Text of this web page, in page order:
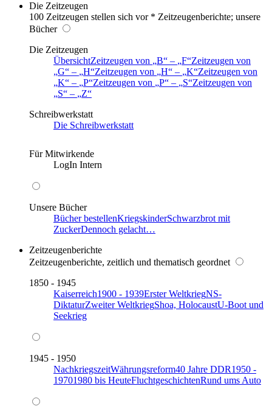
Die Zeitzeugen
100 Zeitzeugen stellen sich vor * Zeitzeugenberichte; unsere
Bücher
Die Zeitzeugen
ÜbersichtZeitzeugen von B – F Zeitzeugen von
G
– H Zeitzeugen von H – K Zeitzeugen von
K
– P Zeitzeugen von P – S Zeitzeugen von
S
–
Z
Schreibwerkstatt
Die Schreibwerkstatt
Für Mitwirkende
LogIn Intern
Unsere Bücher
Bücher bestellenKriegskinderSchwarzbrot mit
ZuckerDennoch gelacht…
Zeitzeugenberichte
Zeitzeugenberichte, zeitlich und thematisch geordnet
1850 - 1945
Kaiserreich1900 - 1939Erster WeltkriegNS-
DiktaturZweiter WeltkriegShoa, HolocaustU-Boot und
Seekrieg
1945 - 1950
NachkriegszeitWährungsreform40 Jahre DDR1950 -
19701980 bis HeuteFluchtgeschichtenRund ums Auto